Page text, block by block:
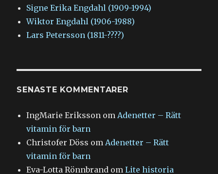
Signe Erika Engdahl (1909-1994)
Wiktor Engdahl (1906-1988)
Lars Petersson (1811-????)
SENASTE KOMMENTARER
IngMarie Eriksson omAdenetter – Rätt
vitamin för barn
Christofer Döss omAdenetter – Rätt
vitamin för barn
Eva-Lotta Rönnbrand omLite historia